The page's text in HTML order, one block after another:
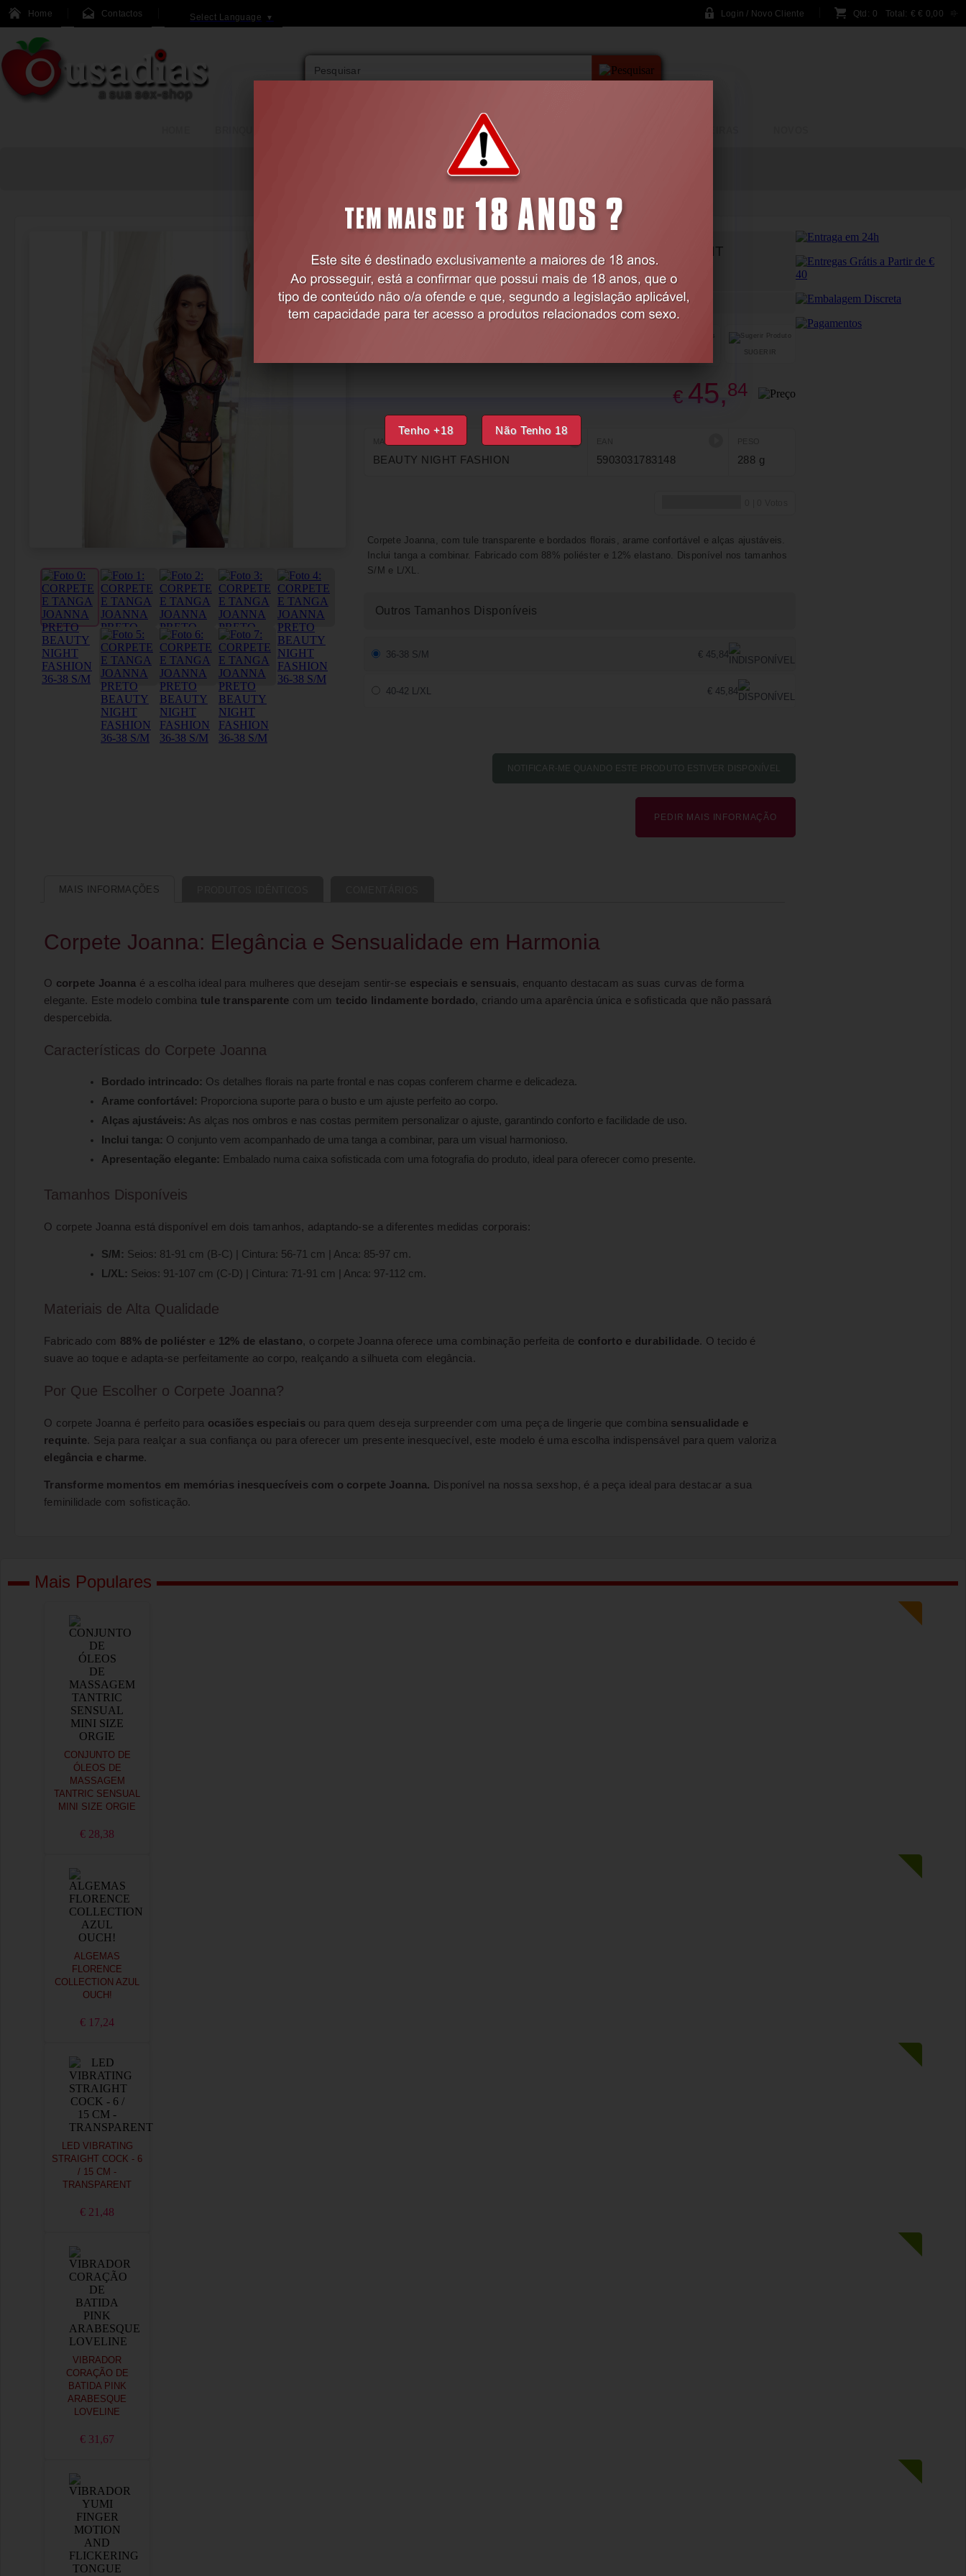
Tenho +18 Não Tenho 18
Home Contactos Select Language ▼ Login / Novo Cliente Qtd: 0 Total: €€ 0,00
LINGERIE
Feminina
CORPETE E TANGA JOANNA PRETO BEAUTY NIGHT
FASHION36-38 S/M
Código:EX47445
SUGERIR
€ 45,84
MARCA
BEAUTY NIGHT FASHION 5903031783148 288 g
Corpete Joanna, com tule transparente e bordados florais, arame confortável e alças ajustáveis.
Inclui tanga a combinar. Fabricado com 88% poliéster e 12% elastano. Disponível nos tamanhos
S/M e L/XL.
Outros Tamanhos Disponíveis
36-38 S/M € 45,84
40-42 L/XL € 45,84
PEDIR MAIS INFORMAÇÃO
MAIS INFORMAÇÕES
Corpete Joanna: Elegância e Sensualidade em Harmonia
O corpete Joanna é a escolha ideal para mulheres que desejam sentir-se especiais e sensuais, enquanto destacam as suas curvas de forma
elegante. Este modelo combina tule transparente com um tecido lindamente bordado, criando uma aparência única e sofisticada que não passará
despercebida.
Características do Corpete Joanna
Bordado intrincado: Os detalhes florais na parte frontal e nas copas conferem charme e delicadeza.
Arame confortável: Proporciona suporte para o busto e um ajuste perfeito ao corpo.
Alças ajustáveis: As alças nos ombros e nas costas permitem personalizar o ajuste, garantindo conforto e facilidade de uso.
Inclui tanga: O conjunto vem acompanhado de uma tanga a combinar, para um visual harmonioso.
Apresentação elegante: Embalado numa caixa sofisticada com uma fotografia do produto, ideal para oferecer como presente.
Tamanhos Disponíveis
O corpete Joanna está disponível em dois tamanhos, adaptando-se a diferentes medidas corporais:
S/M: Seios: 81-91 cm (B-C) | Cintura: 56-71 cm | Anca: 85-97 cm.
L/XL: Seios: 91-107 cm (C-D) | Cintura: 71-91 cm | Anca: 97-112 cm.
Materiais de Alta Qualidade
Fabricado com 88% de poliéster e 12% de elastano, o corpete Joanna oferece uma combinação perfeita de conforto e durabilidade. O tecido é
suave ao toque e adapta-se perfeitamente ao corpo, realçando a silhueta com elegância.
Por Que Escolher o Corpete Joanna?
O corpete Joanna é perfeito para ocasiões especiaisou para quem deseja surpreender com uma peça de lingerie que combina sensualidade e
requinte. Seja para realçar a sua confiança ou para oferecer um presente inesquecível, este modelo é uma escolha indispensável para quem valoriza
elegância e charme.
Transforme momentos em memórias inesquecíveis com o corpete Joanna. Disponível na nossa sexshop, é a peça ideal para destacar a sua
feminilidade com sofisticação.
Mais Populares
CONJUNTO DE
ÓLEOS DE
MASSAGEM
TANTRIC SENSUAL
MINI SIZE ORGIE
€ 28,38
ALGEMAS
FLORENCE
COLLECTION AZUL
OUCH!
€ 17,24
LED VIBRATING
STRAIGHT COCK - 6
/ 15 CM -
TRANSPARENT
€ 21,48
VIBRADOR
CORAÇÃO DE
BATIDA PINK
ARABESQUE
LOVELINE
€ 31,67